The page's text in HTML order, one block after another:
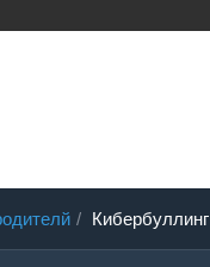
Кибербуллинг